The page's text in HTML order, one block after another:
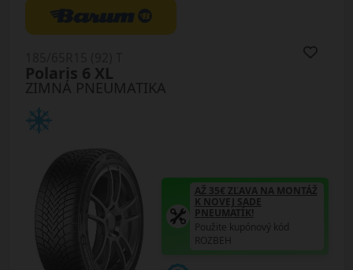
ZIMNÁ PNEUMATIKA
Polaris 6 XL
AŽ 35€ ZĽAVA NA MONTÁŽ
K NOVEJ SADE
PNEUMATÍK!
Použite kupónový kód
ROZBEH